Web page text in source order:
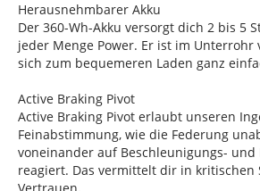
Herausnehmbarer Akku
Der 360-Wh-Akku versorgt dich 2 bis 5
jeder Menge Power. Er ist im Unterrohr
sich zum bequemeren Laden ganz
Active Braking Pivot
Active Braking Pivot erlaubt unseren
Feinabstimmung, wie die Federung
voneinander auf Beschleunigungs- und
reagiert. Das vermittelt dir in kritischen